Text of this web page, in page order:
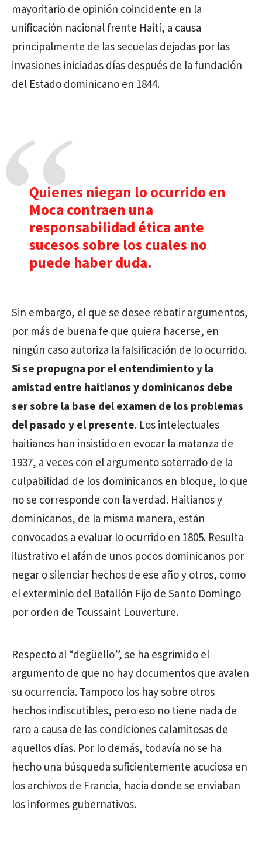
mayoritario de opinión coincidente en la
unificación nacional frente Haití, a causa
principalmente de las secuelas dejadas por las
invasiones iniciadas días después de la fundación
del Estado dominicano en 1844.
Quienes niegan lo ocurrido en
Moca contraen una
responsabilidad ética ante
sucesos sobre los cuales no
puede haber duda.
Sin embargo, el que se desee rebatir argumentos,
por más de buena fe que quiera hacerse, en
ningún caso autoriza la falsificación de lo ocurrido.
Si se propugna por el entendimiento y la
amistad entre haitianos y dominicanos debe
ser sobre la base del examen de los problemas
del pasado y el presente. Los intelectuales
haitianos han insistido en evocar la matanza de
1937, a veces con el argumento soterrado de la
culpabilidad de los dominicanos en bloque, lo que
no se corresponde con la verdad. Haitianos y
dominicanos, de la misma manera, están
convocados a evaluar lo ocurrido en 1805. Resulta
ilustrativo el afán de unos pocos dominicanos por
negar o silenciar hechos de ese año y otros, como
el exterminio del Batallón Fijo de Santo Domingo
por orden de Toussaint Louverture.
Respecto al “degüello”, se ha esgrimido el
argumento de que no hay documentos que avalen
su ocurrencia. Tampoco los hay sobre otros
hechos indiscutibles, pero eso no tiene nada de
raro a causa de las condiciones calamitosas de
aquellos días. Por lo demás, todavía no se ha
hecho una búsqueda suficientemente acuciosa en
los archivos de Francia, hacia donde se enviaban
los informes gubernativos.